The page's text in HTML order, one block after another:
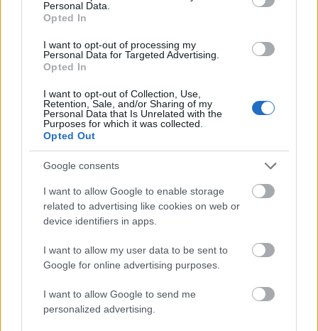
Personal Data.
Opted In
I want to opt-out of processing my
Personal Data for Targeted Advertising.
Opted In
I want to opt-out of Collection, Use,
Retention, Sale, and/or Sharing of my
Personal Data that Is Unrelated with the
Purposes for which it was collected.
Opted Out
Google consents
I want to allow Google to enable storage
related to advertising like cookies on web or
device identifiers in apps.
I want to allow my user data to be sent to
Google for online advertising purposes.
I want to allow Google to send me
personalized advertising.
Barbatul Varsator este obisnuit cu independenta si
poate ave dificultati in a gestiona emotiile
partenerei. Nu este foarte sentimental si nu ii place
sa fie umarul pe care sa se planga.
Zodiile de Apa
Rac: ii este teama sa nu fie folosit
Barbatul Rac este sensibil si emotional, dar uneori
ii este teama de aceasta atitudine. Va incerca
deseori sa para mai puternic decat este de fapt,
pentru ca ii este teama sa nu fie luat in ras si
Scorpion: crede ca emotiile sale nu sunt apreciate
Barbatul Scorpion este foarte emotional, dar simte
deseori ca partenera sa nu il vede cu adevarat. De
teama ca s-ar putea sa nu fie inteles, ajunge sa
para mult mai rece si mai detasat decat este de